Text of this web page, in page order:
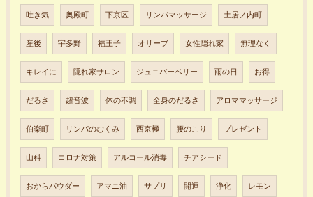
吐き気 奥殿町 下京区 リンパマッサージ 土居ノ内町
産後 宇多野 福王子 オリーブ 女性隠れ家 無理なく
キレイに 隠れ家サロン ジュニパーベリー 雨の日 お得
だるさ 超音波 体の不調 全身のだるさ アロママッサージ
伯楽町 リンパのむくみ 西京極 腰のこり プレゼント
山科 コロナ対策 アルコール消毒 チアシード
おからパウダー アマニ油 サプリ 開運 浄化 レモン